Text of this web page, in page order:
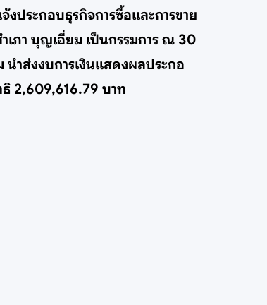
ระกอบธุรกิจการซื้อและการขาย
เภา บุญเอี่ยม เป็นกรรมการ ณ 30
ำส่งงบการเงินแสดงผลประกอ
ธิ 2,609,616.79 บาท